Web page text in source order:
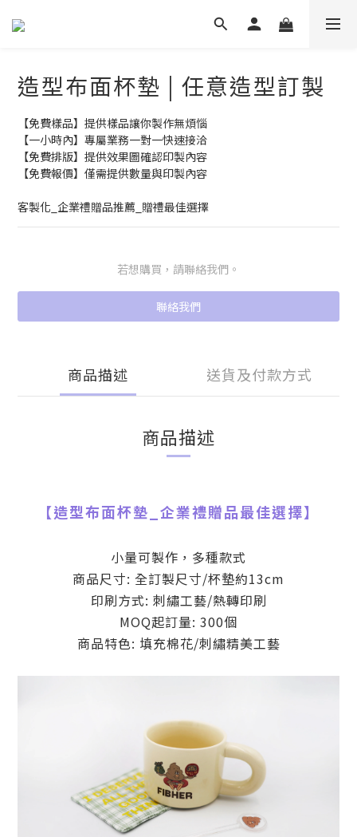
造型布面杯墊 | 任意造型訂製
【免費樣品】提供樣品讓你製作無煩惱
【一小時內】專屬業務一對一快速接洽
【免費排版】提供效果圖確認印製內容
【免費報價】僅需提供數量與印製內容
客製化_企業禮贈品推薦_贈禮最佳選擇
若想購買，請聯絡我們。
聯絡我們
商品描述 送貨及付款方式
商品描述
【造型布面杯墊 企業禮贈品最佳選擇】
小量可製作，多種款式
商品尺寸: 全訂製尺寸/杯墊約13cm
印刷方式: 刺繡工藝/熱轉印刷
MOQ起訂量: 300個
商品特色: 填充棉花/刺繡精美工藝